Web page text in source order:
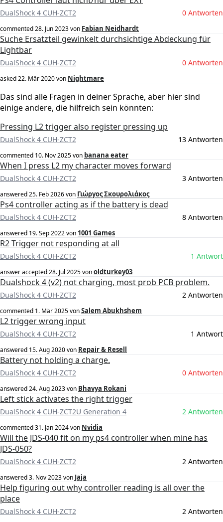
DualShock 4 CUH-ZCT2 0 Antworten
commented28. Jun 2023von Fabian Neidhardt
Suche Ersatzteil gewinkelt durchsichtige Abdeckung für
Lightbar
DualShock 4 CUH-ZCT2 0 Antworten
asked22. Mär 2020von Nightmare
Das sind alle Fragen in deiner Sprache, aber hier sind
einige andere, die hilfreich sein könnten:
Pressing L2 trigger also register pressing up
DualShock 4 CUH-ZCT2 13 Antworten
commented 10. Nov 2025von banana eater
When I press L2 my character moves forward
DualShock 4 CUH-ZCT2 3 Antworten
answered25. Feb 2026von Γιώργος Σκουρολιάκος
Ps4 controller acting as if the battery is dead
DualShock 4 CUH-ZCT2 8 Antworten
answered 19. Sep 2022von 1001 Games
R2 Trigger not responding at all
DualShock 4 CUH-ZCT2 1 Antwort
answer accepted28. Jul 2025vonoldturkey03
Dualshock 4 (v2) not charging, most prob PCB problem.
DualShock 4 CUH-ZCT2 2 Antworten
commented 1. Mär 2025vonSalem Abukhshem
L2 trigger wrong input
DualShock 4 CUH-ZCT2 1 Antwort
answered 15. Aug 2020von Repair & Resell
Battery not holding a charge.
DualShock 4 CUH-ZCT2 0 Antworten
answered24. Aug 2023von Bhavya Rokani
Left stick activates the right trigger
DualShock 4 CUH-ZCT2U Generation 4 2 Antworten
commented31. Jan 2024von Nvidia
Will the JDS-040 fit on my ps4 controller when mine has
JDS-050?
DualShock 4 CUH-ZCT2 2 Antworten
answered3. Nov 2023von Jaja
Help figuring out why controller reading is all over the
place
DualShock 4 CUH-ZCT2 2 Antworten